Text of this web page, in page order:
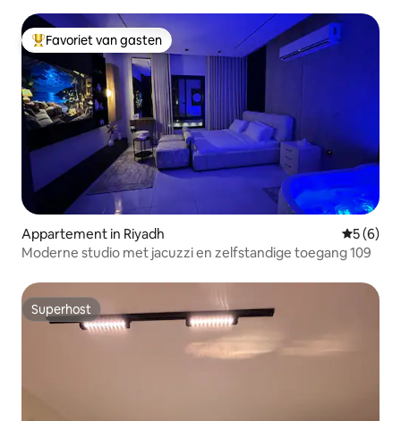
Topfavoriet van gasten
Favoriet van gasten
Appartement in Riyadh
5 (6)
Moderne studio met jacuzzi en zelfstandige toegang 109
Superhost
Superhost